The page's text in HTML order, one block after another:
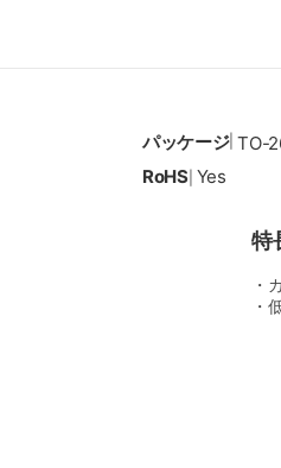
パッケージ|TO-
RoHS| Yes
特
・
・